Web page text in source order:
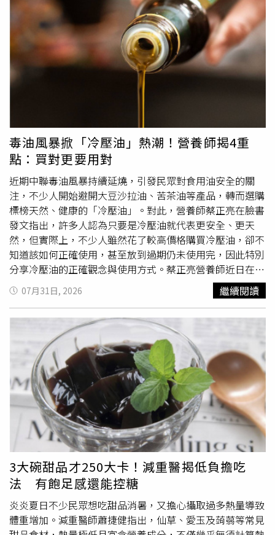
攝取過多精製糖和熱量有關。因此，劉醫師引述權威醫學期
刊《JAMA》刊登的隨機臨床試驗表示，脂肪肝患者在嚴格
限制「游離糖（Free Sugar）」攝取後，僅需短短8週，透
過磁振造影（MRI）即可觀察到肝臟脂肪顯著下降，且肝功
能指數（ALT）也同步改善。這項研究證實，改善脂肪肝無
需完全仰賴藥物治療，從日常生活切斷過量添加糖的來源，
就是啟動肝臟復原的關鍵第一步。除此之外，針對民眾常詢
量食用並不會造成負擔。真正需要嚴格忌口的是含糖手搖飲
料、包裝果汁、蛋糕甜點及加工食品中的添加糖；這些游離
糖進入人體後會迅速轉化為脂肪堆積於肝臟，成為引發代謝
異常與脂肪肝的隱形殺手。不過，脂肪肝是能夠逆轉的，劉
醫師建議民眾可從四個面向著手。首先是戒除含糖飲料，改
以白開水為主要水分來源；其次是維持每週至少150分鐘有
氧運動，並搭配2至3次肌力訓練以提升肌肉量，進而改善胰
島素阻抗；第三是適度控制體重，研究顯示體重減輕約5%
至10%即可顯著改善肝臟脂肪堆積；最後則是多攝取原型食
物、優質蛋白質、蔬菜與堅果，減少精製澱粉。劉醫師提
醒，民眾應將脂肪肝視為健康警訊與逆轉時機，從日常生活
中少喝一杯含糖飲料、多進行一次運動開始做起，把握黃金
期積極調理，就能讓代謝功能與肝臟健康逐步重回正軌。◎
喝酒勿開車！飲酒過量，有害健康，未滿18歲請勿飲酒。
毒油風暴掀「冷壓油」熱潮！營養師揭4重
點：買對更要用對
近期中聯毒油風暴持續延燒，引發民眾對食用油安全的關
注，不少人開始避開大豆沙拉油、苦茶油等產品，轉而選購
標榜天然、健康的「冷壓油」。對此，營養師蔡正亮在臉書
發文指出，許多人認為只要是冷壓油就代表更安全、更天
然，但實際上，不少人雖然花了較高價格購買冷壓油，卻不
知道該如何正確使用，甚至放到過期仍未使用完，因此特別
分享冷壓油的正確觀念與使用方式。蔡正亮營養師近日在臉
書粉專發文指出，所謂冷壓並非油品種類，而是1種榨油方
式。一般植物油在製造過程中，原料會經過清洗、去除雜
質、乾燥、破碎等程序，有些還會利用高溫與水分提高出油
效率，之後再經過壓榨及精煉，使油脂更穩定、保存期限更
長，也更適合大量生產，市售多數植物油便屬於這類精煉
油，且大多採用透明容器包裝。他進一步說明，冷壓油則不
會刻意透過較高溫度提高出油率，而是在相對低溫環境下，
以機械方式慢慢將油脂壓榨出來，因此同樣的原料最終產出
的油量較少，成本也隨之提高，這也是冷壓油價格普遍較高
的原因。不過，也因為價格較高，許多消費者反而捨不得使
用，失去購買冷壓油的真正意義，因此他強調，比起節省使
用，更重要的是依照不同油品特性正確運用。蔡正亮透露，
許多人誤以為昂貴的冷壓油只能拿來涼拌，其實並非如此。
如果家庭平時經常炒青菜、煎蛋或煎魚，他建議選擇冷壓橄
欖油或冷壓酪梨油。由於這2種油主要含有以油酸為主的單
元不飽和脂肪酸，分子結構僅含1個雙鍵，相較之下氧化穩
定性較佳，耐熱性也較高，一般家庭以中火烹調並沒有太大
07月31日, 2026 繼續閱讀
3大碗甜品才250大卡！減重醫揭低負擔吃
法 有飽足感還能控糖
炎炎夏日不少民眾想吃甜品消暑，又擔心攝取過多熱量導致
體重增加。減重醫師蕭捷健指出，仙草、愛玉及蒟蒻等常見